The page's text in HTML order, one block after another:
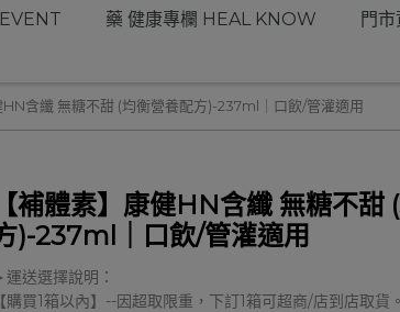
藥 健康專欄 HEAL KNOW
門
HN含纖 無糖不甜 (均衡營養配方)-237ml｜口飲/管灌適用
【補體素】康健HN含纖 無糖不甜
)-237ml｜口飲/管灌適用
送選擇說明：
【購買1箱以內】--因超取限重，下訂1箱可超商/店到店取貨。